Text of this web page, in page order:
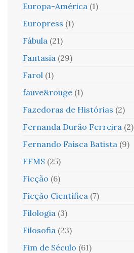
Europa-América (1)
Europress (1)
Fábula (21)
Fantasia (29)
Farol (1)
fauve&rouge (1)
Fazedoras de Histórias (2)
Fernanda Durão Ferreira (2)
Fernando Faísca Batista (9)
FFMS (25)
Ficção (6)
Ficção Científica (7)
Filologia (3)
Filosofia (23)
Fim de Século (61)